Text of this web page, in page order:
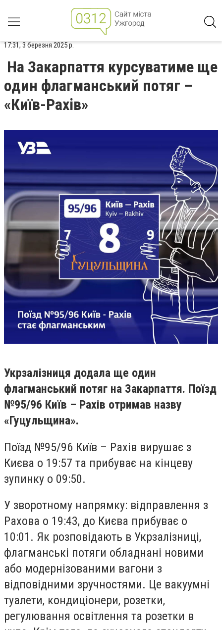
17:31, 3 березня 2025 р.
На Закарпаття курсуватиме ще
один флагманський потяг –
«Київ-Рахів»
Укрзалізниця додала ще один
флагманський потяг на Закарпаття. Поїзд
№95/96 Київ – Рахів отримав назву
«Гуцульщина».
Поїзд №95/96 Київ – Рахів вирушає з
Києва о 19:57 та прибуває на кінцеву
зупинку о 09:50.
У зворотному напрямку: відправлення з
Рахова о 19:43, до Києва прибуває о
10:01. Як розповідають в Укрзалізниці,
флагманські потяги обладнані новими
або модернізованими вагони з
відповідними зручностями. Це вакуумні
туалети, кондиціонери, розетки,
регулювання освітлення та розетки в